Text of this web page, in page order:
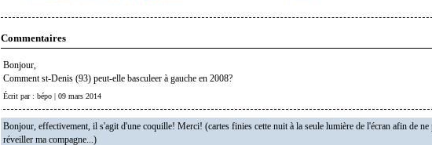
Commentaires
Bonjour,
Comment st-Denis (93) peut-elle basculeer à gauche en 2008?
Écrit par : bépo | 09 mars 2014
Bonjour, effectivement, il s'agit d'une coquille! Merci! (cartes finies cette nuit à la seule lumière de l'écran afin de ne
réveiller ma compagne...)